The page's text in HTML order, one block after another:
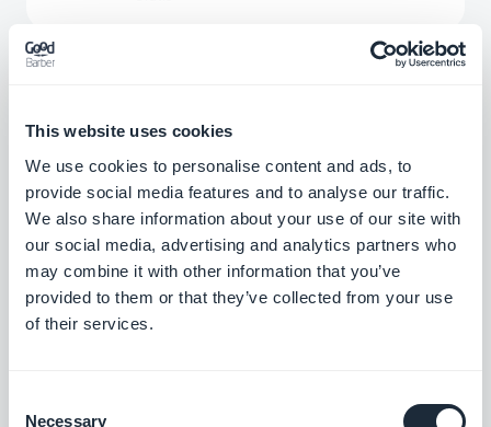
This website uses cookies
We use cookies to personalise content and ads, to
provide social media features and to analyse our traffic.
We also share information about your use of our site with
our social media, advertising and analytics partners who
may combine it with other information that you’ve
provided to them or that they’ve collected from your use
of their services.
Necessary
Gratis
Hubspot
Ottimizza i sistemi interni e fai crescere la